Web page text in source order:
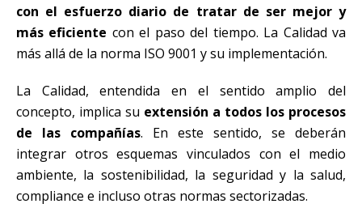
con el esfuerzo diario de tratar de ser mejor y
más eficiente con el paso del tiempo. La Calidad va
más allá de la norma ISO 9001 y su implementación.
La Calidad, entendida en el sentido amplio del
concepto, implica su extensión a todos los procesos
de las compañías. En este sentido, se deberán
integrar otros esquemas vinculados con el medio
ambiente, la sostenibilidad, la seguridad y la salud,
compliance e incluso otras normas sectorizadas.